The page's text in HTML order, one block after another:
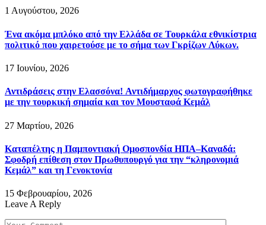
1 Αυγούστου, 2026
Ένα ακόμα μπλόκο από την Ελλάδα σε Τουρκάλα εθνικίστρια
πολιτικό που χαιρετούσε με το σήμα των Γκρίζων Λύκων.
17 Ιουνίου, 2026
Αντιδράσεις στην Ελασσόνα! Αντιδήμαρχος φωτογραφήθηκε
με την τουρκική σημαία και τον Μουσταφά Κεμάλ
27 Μαρτίου, 2026
Καταπέλτης η Παμποντιακή Ομοσπονδία ΗΠΑ–Καναδά:
Σφοδρή επίθεση στον Πρωθυπουργό για την “κληρονομιά
Κεμάλ” και τη Γενοκτονία
15 Φεβρουαρίου, 2026
Leave A Reply